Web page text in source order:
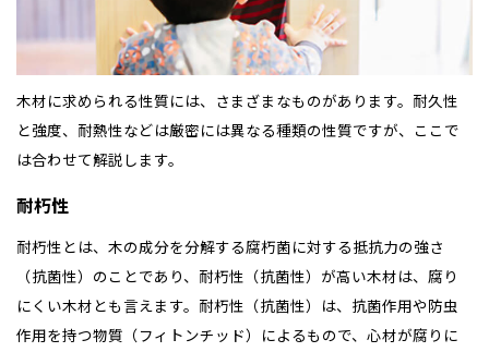
木材に求められる性質には、さまざまなものがあります。耐久性
と強度、耐熱性などは厳密には異なる種類の性質ですが、ここで
は合わせて解説します。
耐朽性
耐朽性とは、木の成分を分解する腐朽菌に対する抵抗力の強さ
（抗菌性）のことであり、耐朽性（抗菌性）が高い木材は、腐り
にくい木材とも言えます。耐朽性（抗菌性）は、抗菌作用や防虫
作用を持つ物質（フィトンチッド）によるもので、心材が腐りに